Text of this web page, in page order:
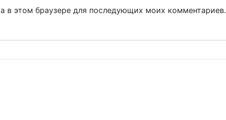
в этом браузере для последующих моих комментариев.